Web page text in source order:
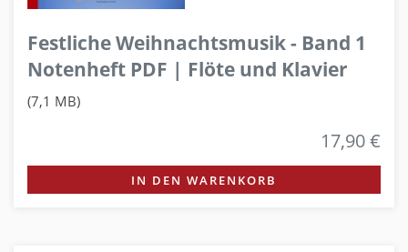
Festliche Weihnachtsmusik - Band 1
Notenheft PDF | Flöte und Klavier
(7,1 MB)
17,90 €
IN DEN WARENKORB